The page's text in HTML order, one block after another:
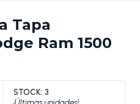
Tapa
Ram 1500
STOCK: 3